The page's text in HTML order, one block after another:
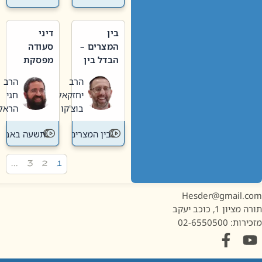
בין
המצרים –
הבדל בין
חדשה
לישנה
הרב
יחזקאל
בוצ'קו
בין המצרים
דיני
סעודה
מפסקת
תשעה
באב
הרב
חגי
הראל
תשעה באב
1, כוכב יעקב
02-6550500